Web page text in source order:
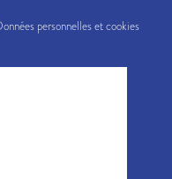
personnelles et cookies